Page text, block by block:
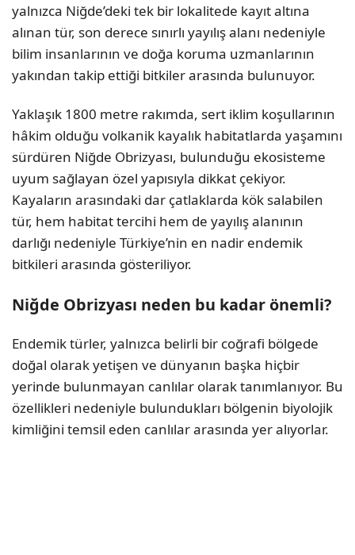
yalnızca Niğde’deki tek bir lokalitede kayıt altına
alınan tür, son derece sınırlı yayılış alanı nedeniyle
bilim insanlarının ve doğa koruma uzmanlarının
yakından takip ettiği bitkiler arasında bulunuyor.
Yaklaşık 1800 metre rakımda, sert iklim koşullarının
hâkim olduğu volkanik kayalık habitatlarda yaşamını
sürdüren Niğde Obrizyası, bulunduğu ekosisteme
uyum sağlayan özel yapısıyla dikkat çekiyor.
Kayaların arasındaki dar çatlaklarda kök salabilen
tür, hem habitat tercihi hem de yayılış alanının
darlığı nedeniyle Türkiye’nin en nadir endemik
bitkileri arasında gösteriliyor.
Niğde Obrizyası neden bu kadar önemli?
Endemik türler, yalnızca belirli bir coğrafi bölgede
doğal olarak yetişen ve dünyanın başka hiçbir
yerinde bulunmayan canlılar olarak tanımlanıyor. Bu
özellikleri nedeniyle bulundukları bölgenin biyolojik
kimliğini temsil eden canlılar arasında yer alıyorlar.